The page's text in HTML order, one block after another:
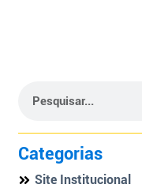
Categorias
Site Institucional